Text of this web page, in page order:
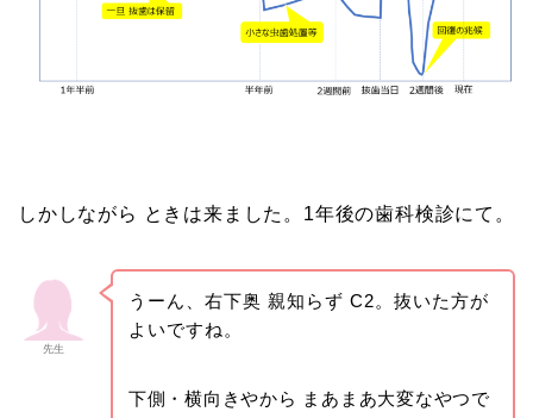
しかしながら ときは来ました。1年後の歯科検診にて。
先生
うーん、右下奥 親知らず C2。抜いた方が
よいですね。
下側・横向きやから まあまあ大変なやつで